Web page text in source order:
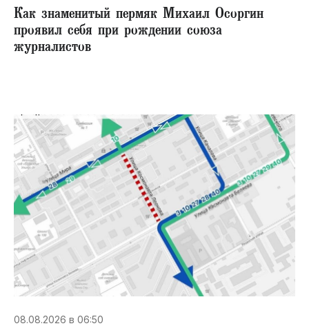
​Как знаменитый пермяк Михаил Осоргин
проявил себя при рождении союза
журналистов
08.08.2026 в 06:50